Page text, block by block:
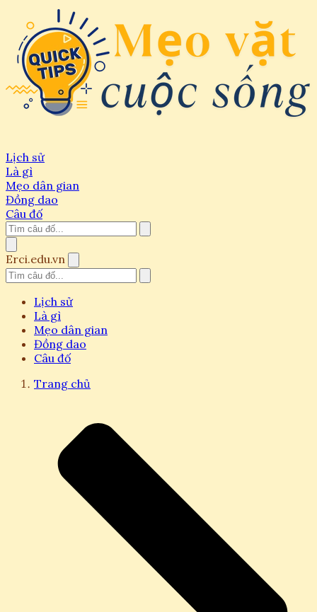
Lịch sử
Là gì
Mẹo dân gian
Đồng dao
Câu đố
Erci.edu.vn
Lịch sử
Là gì
Mẹo dân gian
Đồng dao
Câu đố
Trang chủ